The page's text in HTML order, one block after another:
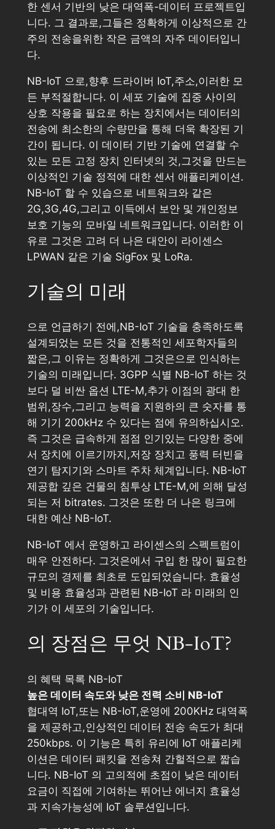
한 센서 기반의 낮은 대역폭-데이터 프로젝트입
니다. 그 결과로,그들은 정확하게 이상적으로 간
주의 전송을위한 작은 금액의 자주 데이터입니
다.
NB-IoT 으로,향후 드라이버 IoT,주소,이러한 모
든 부적절합니다. 이 세포 기술에 집중 사이의
상호 작용을 필요로 하는 장치에서는 데이터의
전송에 최소한의 수량만을 통해 더욱 확장된 기
간이 됩니다. 이 데이터 기반 기술에 연결할 수
있는 모든 고정 장치 인터넷의 것,그것을 만드는
이상적인 기술 정적에 대한 센서 애플리케이션.
NB-IoT 할 수 있습으로 네트워크와 같은
2G,3G,4G,그리고 이득에서 보안 및 개인정보
보호 기능의 모바일 네트워크입니다. 이러한 이
유로 그것은 고려 더 나은 대안이 라이센스
LPWAN 같은 기술 SigFox 및 LoRa.
기술의 미래
으로 언급하기 전에,NB-IoT 기술을 충족하도록
설계되었는 모든 것을 전통적인 세포학자들의
짧은,그 이유는 정확하게 그것은으로 인식하는
기술의 미래입니다. 3GPP 식별 NB-IoT 하는 것
보다 덜 비싼 옵션 LTE-M,추가 이점의 광대 한
범위,장수,그리고 능력을 지원하의 큰 숫자를 통
해 기기 200kHz 수 있다는 점에 유의하십시오.
즉 그것은 급속하게 점점 인기있는 다양한 중에
서 장치에 이르기까지,저장 장치고 풍력 터빈을
연기 탐지기와 스마트 주차 체계입니다. NB-IoT
제공합 깊은 건물의 침투상 LTE-M,에 의해 달성
되는 저 bitrates. 그것은 또한 더 나은 링크에
대한 예산 NB-IoT.
NB-IoT 에서 운영하고 라이센스의 스펙트럼이
매우 안전하다. 그것은에서 구입 한 많이 필요한
규모의 경제를 최초로 도입되었습니다. 효율성
및 비용 효율성과 관련된 NB-IoT 라 미래의 인
기가 이 세포의 기술입니다.
의 장점은 무엇 NB-IoT?
의 혜택 목록 NB-IoT
높은 데이터 속도와 낮은 전력 소비 NB-IoT
협대역 IoT,또는 NB-IoT,운영에 200KHz 대역폭
을 제공하고,인상적인 데이터 전송 속도가 최대
250kbps. 이 기능은 특히 유리에 IoT 애플리케
이션은 데이터 패킷을 전송쳐 간헐적으로 짧습
니다. NB-IoT 의 고의적에 초점이 낮은 데이터
요금이 직접에 기여하는 뛰어난 에너지 효율성
과 지속가능성에 IoT 솔루션입니다.